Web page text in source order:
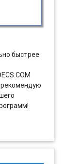
быстрее
рекомендую